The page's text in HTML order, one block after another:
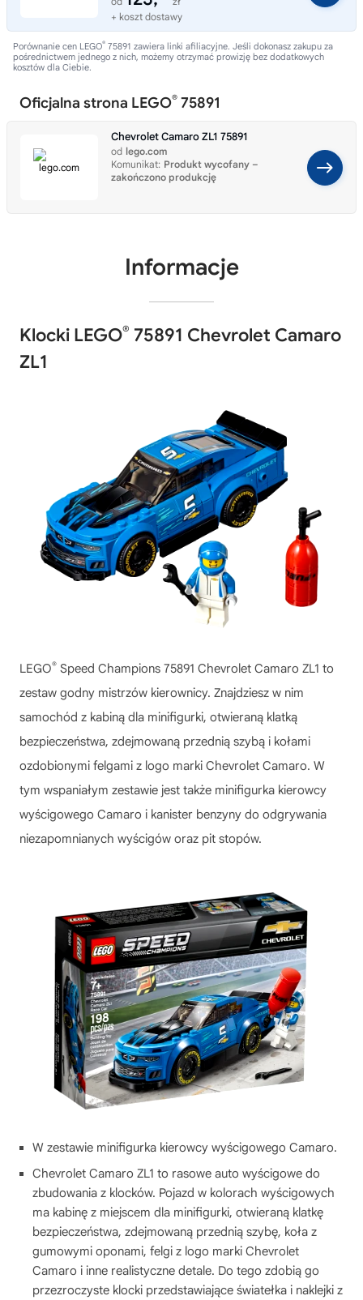
+ koszt dostawy
Porównanie cen LEGO® 75891 zawiera linki afiliacyjne. Jeśli dokonasz zakupu za
pośrednictwem jednego z nich, możemy otrzymać prowizję bez dodatkowych
kosztów dla Ciebie.
Oficjalna strona LEGO® 75891
Chevrolet Camaro ZL1 75891
od lego.com
Komunikat: Produkt wycofany –
zakończono produkcję
Informacje
Klocki LEGO® 75891 Chevrolet Camaro
ZL1
LEGO® Speed Champions 75891 Chevrolet Camaro ZL1 to
zestaw godny mistrzów kierownicy. Znajdziesz w nim
samochód z kabiną dla minifigurki, otwieraną klatką
bezpieczeństwa, zdejmowaną przednią szybą i kołami
ozdobionymi felgami z logo marki Chevrolet Camaro. W
tym wspaniałym zestawie jest także minifigurka kierowcy
wyścigowego Camaro i kanister benzyny do odgrywania
niezapomnianych wyścigów oraz pit stopów.
W zestawie minifigurka kierowcy wyścigowego Camaro.
Chevrolet Camaro ZL1 to rasowe auto wyścigowe do
zbudowania z klocków. Pojazd w kolorach wyścigowych
ma kabinę z miejscem dla minifigurki, otwieraną klatkę
bezpieczeństwa, zdejmowaną przednią szybę, koła z
gumowymi oponami, felgi z logo marki Chevrolet
Camaro i inne realistyczne detale. Do tego zdobią go
przezroczyste klocki przedstawiające światełka i naklejki z